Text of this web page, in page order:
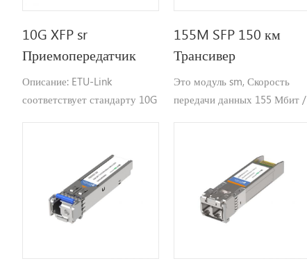
10G XFP sr
Приемопередатчик
Описание: ETU-Link
соответствует стандарту 10G
Мульти-источник соглашение
(MSA), поддерживающее
скорость передачи данных
10,3125 Гбит / с (10GBASE-
SR) или 9,953 Гбит / с
155M SFP 150 км
Трансивер
Это модуль sm, Скорость
передачи данных 155 Мбит /
передачи до 150 км.